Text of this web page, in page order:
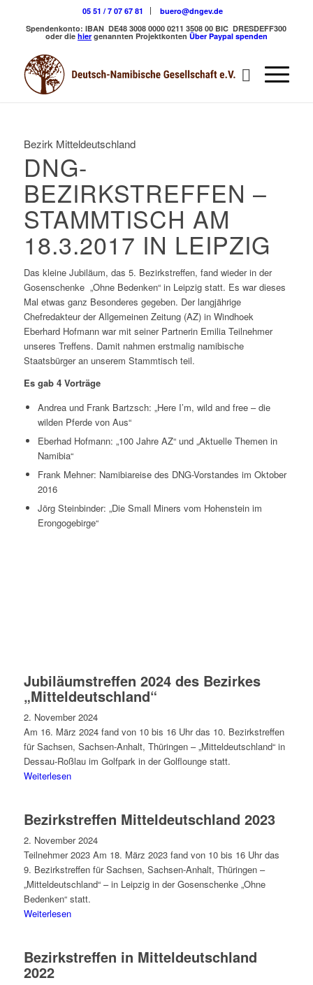
05 51 / 7 07 67 81
buero@dngev.de
Spendenkonto: IBAN DE48 3008 0000 0211 3508 00 BIC DRESDEFF300
oder die hiergenannten Projektkonten Über Paypal spenden
Bezirk Mitteldeutschland
DNG-
BEZIRKSTREFFEN –
STAMMTISCH AM
18.3.2017 IN LEIPZIG
Das kleine Jubiläum, das 5. Bezirkstreffen, fand wieder in der
Gosenschenke „Ohne Bedenken“ in Leipzig statt. Es war dieses
Mal etwas ganz Besonderes gegeben. Der langjährige
Chefredakteur der Allgemeinen Zeitung (AZ) in Windhoek
Eberhard Hofmann war mit seiner Partnerin Emilia Teilnehmer
unseres Treffens. Damit nahmen erstmalig namibische
Staatsbürger an unserem Stammtisch teil.
Es gab 4 Vorträge
Andrea und Frank Bartzsch: „Here I’m, wild and free – die
wilden Pferde von Aus“
Eberhad Hofmann: „100 Jahre AZ“ und „Aktuelle Themen in
Namibia“
Frank Mehner: Namibiareise des DNG-Vorstandes im Oktober
2016
Jörg Steinbinder: „Die Small Miners vom Hohenstein im
Erongogebirge“
Jubiläumstreffen 2024 des Bezirkes
„Mitteldeutschland“
2. November 2024
Am 16. März 2024 fand von 10 bis 16 Uhr das 10. Bezirkstreffen
für Sachsen, Sachsen-Anhalt, Thüringen – „Mitteldeutschland“ in
Dessau-Roßlau im Golfpark in der Golflounge statt.
Weiterlesen
Bezirkstreffen Mitteldeutschland 2023
2. November 2024
Teilnehmer 2023 Am 18. März 2023 fand von 10 bis 16 Uhr das
9. Bezirkstreffen für Sachsen, Sachsen-Anhalt, Thüringen –
„Mitteldeutschland“ – in Leipzig in der Gosenschenke „Ohne
Bedenken“ statt.
Weiterlesen
Bezirkstreffen in Mitteldeutschland
2022